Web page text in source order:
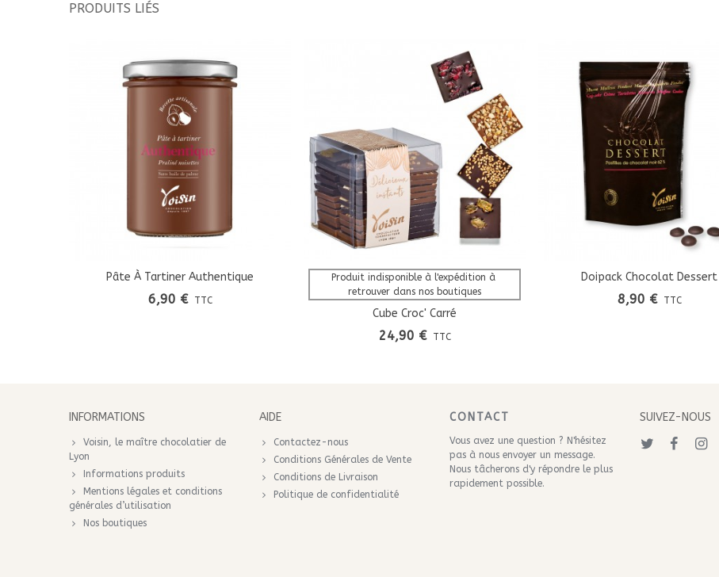
PRODUITS LIÉS
Ajouter Au Panier
Pâte À Tartiner Authentique
6,90 € TTC
Afficher Plus
Produit indisponible à l'expédition à
retrouver dans nos boutiques
Cube Croc' Carré
24,90 € TTC
Ajouter Au Panier
Doipack Chocolat Dessert
8,90 € TTC
INFORMATIONS
Voisin, le maître chocolatier de
Lyon
Informations produits
Mentions légales et conditions
générales d’utilisation
Nos boutiques
AIDE
Contactez-nous
Conditions Générales de Vente
Conditions de Livraison
Politique de confidentialité
CONTACT
Vous avez une question ? N'hésitez
pas à nous envoyer un message.
Nous tâcherons d'y répondre le plus
rapidement possible.
SUIVEZ-NOUS